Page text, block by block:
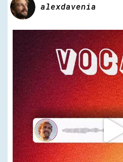
alexdavenia